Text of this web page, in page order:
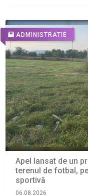
ADMINISTRATIE
Apel lansat de un
terenul de fotbal,
sportivă
06.08.2026